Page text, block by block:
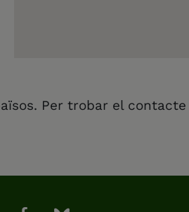
Per trobar el